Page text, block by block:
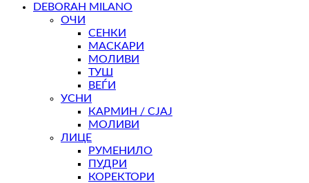
DEBORAH MILANO
ОЧИ
СЕНКИ
МАСКАРИ
МОЛИВИ
ТУШ
ВЕЃИ
УСНИ
КАРМИН / СЈАЈ
МОЛИВИ
ЛИЦЕ
РУМЕНИЛО
ПУДРИ
КОРЕКТОРИ